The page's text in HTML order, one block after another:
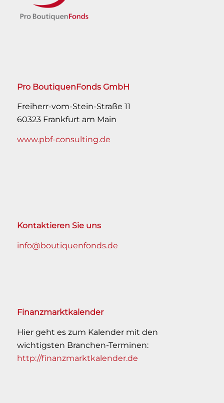
Pro BoutiquenFonds GmbH
Freiherr-vom-Stein-Straße 11
60323 Frankfurt am Main
www.pbf-consulting.de
Kontaktieren Sie uns
info@boutiquenfonds.de
Finanzmarktkalender
Hier geht es zum Kalender mit den
wichtigsten Branchen-Terminen:
http://finanzmarktkalender.de